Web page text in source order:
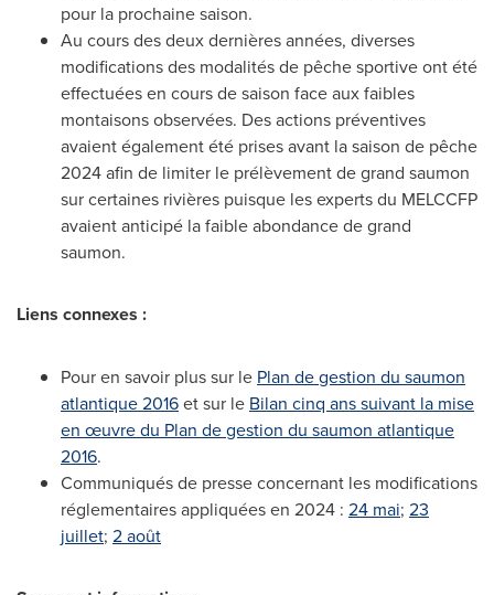
pour la prochaine saison.
Au cours des deux dernières années, diverses
modifications des modalités de pêche sportive ont été
effectuées en cours de saison face aux faibles
montaisons observées. Des actions préventives
avaient également été prises avant la saison de pêche
2024 afin de limiter le prélèvement de grand saumon
sur certaines rivières puisque les experts du MELCCFP
avaient anticipé la faible abondance de grand
saumon.
Liens connexes :
Pour en savoir plus sur le Plan de gestion du saumon
atlantique 2016et sur le Bilan cinq ans suivant la mise
en œuvre du Plan de gestion du saumon atlantique
2016.
Communiqués de presse concernant les modifications
réglementaires appliquées en 2024 : 24 mai; 23
juillet; 2 août